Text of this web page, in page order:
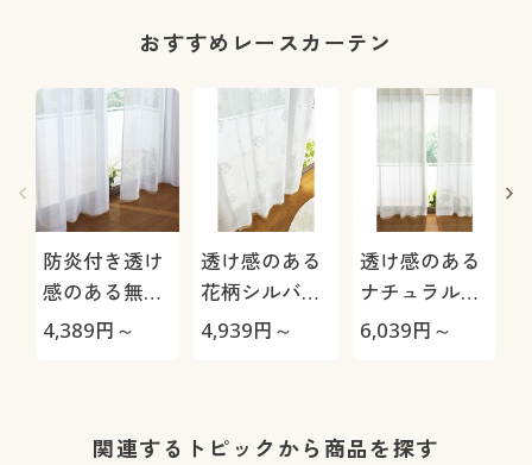
おすすめレースカーテン
防炎付き透け
感のある無地
ボイルカーテ
4,389円～
透け感のある
花柄シルバー
刺繍ボイルカ
4,939円～
透け感のある
ナチュラル無
地ボイルカー
6,039円～
関連するトピックから商品を探す